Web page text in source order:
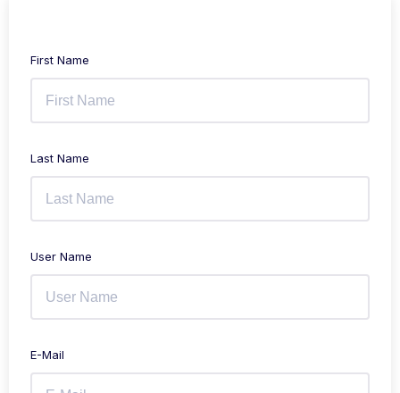
First Name
Last Name
User Name
E-Mail